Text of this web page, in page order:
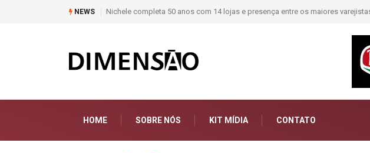
NEWS Moda deixa de seguir tendências e passa a contar histórias; Forward aposta
HOME SOBRE NÓS KIT MÍDIA CONTATO